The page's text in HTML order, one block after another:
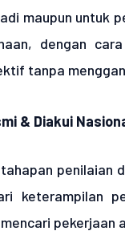
maupun untuk
dengan
tanpa
& Diakui
penilaian
keterampilan
pekerjaan